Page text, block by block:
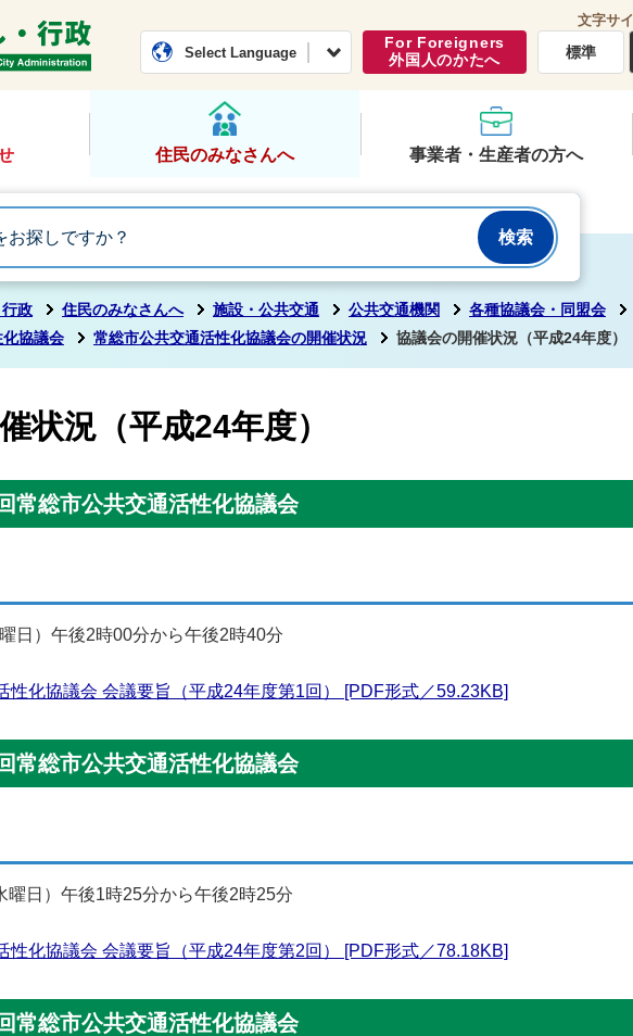
常総市公式ホームページくらし・行政
Select Language
For Foreigners
外国人のかたへ
文字サ
標準
住民のみなさんへ 事業者・生産者の方へ
行政 住民のみなさんへ 施設・公共交通 公共交通機関
各種協議会・同盟会
協議会
常総市公共交通活性化協議会の開催状況 協議会の開催状況（平成24年度）
状況（平成24年度）
常総市公共交通活性化協議会
日）午後2時00分から午後2時40分
性化協議会 会議要旨（平成24年度第1回） [PDF形式／59.23KB]
常総市公共交通活性化協議会
曜日）午後1時25分から午後2時25分
性化協議会 会議要旨（平成24年度第2回） [PDF形式／78.18KB]
常総市公共交通活性化協議会